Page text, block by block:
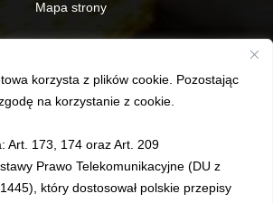
korzysta z plików cookie. Pozostając
na korzystanie z cookie.
Art. 173, 174 oraz Art. 209
Prawo Telekomunikacyjne (DU z
który dostosował polskie przepisy
Mapa strony